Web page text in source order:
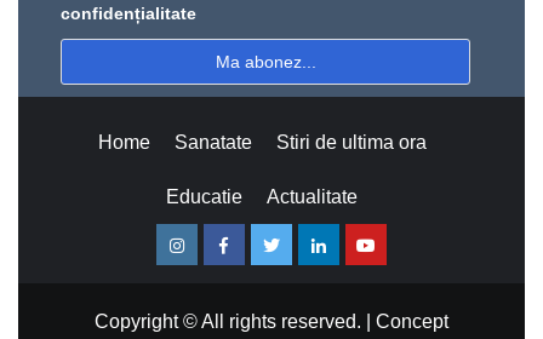
confidențialitate
Home Sanatate Stiri de ultima ora
Educatie Actualitate
InstagramFacebookTwitterLinkedinYoutube
Copyright © All rights reserved.
Concept